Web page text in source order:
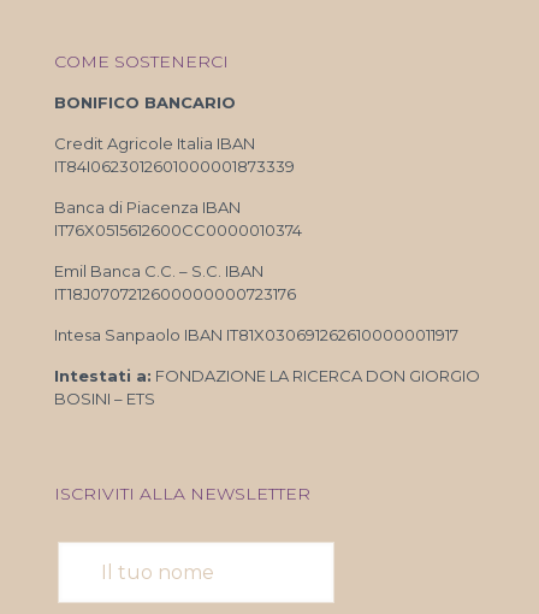
COME SOSTENERCI
BONIFICO BANCARIO
Credit Agricole Italia IBAN
IT84I0623012601000001873339
Banca di Piacenza IBAN
IT76X0515612600CC0000010374
Emil Banca C.C. – S.C. IBAN
IT18J0707212600000000723176
Intesa Sanpaolo IBAN IT81X0306912626100000011917
Intestati a: FONDAZIONE LA RICERCA DON GIORGIO
BOSINI – ETS
ISCRIVITI ALLA NEWSLETTER